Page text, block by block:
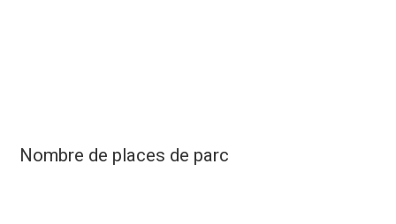
Nombre de places de parc